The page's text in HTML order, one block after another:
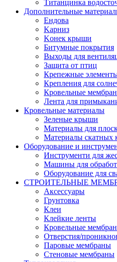
Титанцинка
Дополнительные
Eндовa
Kарниз
Kонек крыши
Битумные покрытия
Выходы для
Защита от птиц
Крепежные
Крепления для
Кровельные
Лента для
Кровельные материалы
Зеленые крыши
Материалы для
Материалы скатных
Оборудование и
Инструменти для
Машины для
Оборудование для
СТРОИТЕЛЬНЫЕ
Аксессуары
Грунтовка
Клеи
Клейкие ленты
Кровельные
Отверстия/
Паровые мембраны
Стеновые мембраны